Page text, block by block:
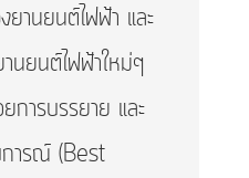
านยนต์ไฟฟ้า และ
นยนต์ไฟฟ้าใหม่ๆ
การบรรยาย และ
การณ์ (Best